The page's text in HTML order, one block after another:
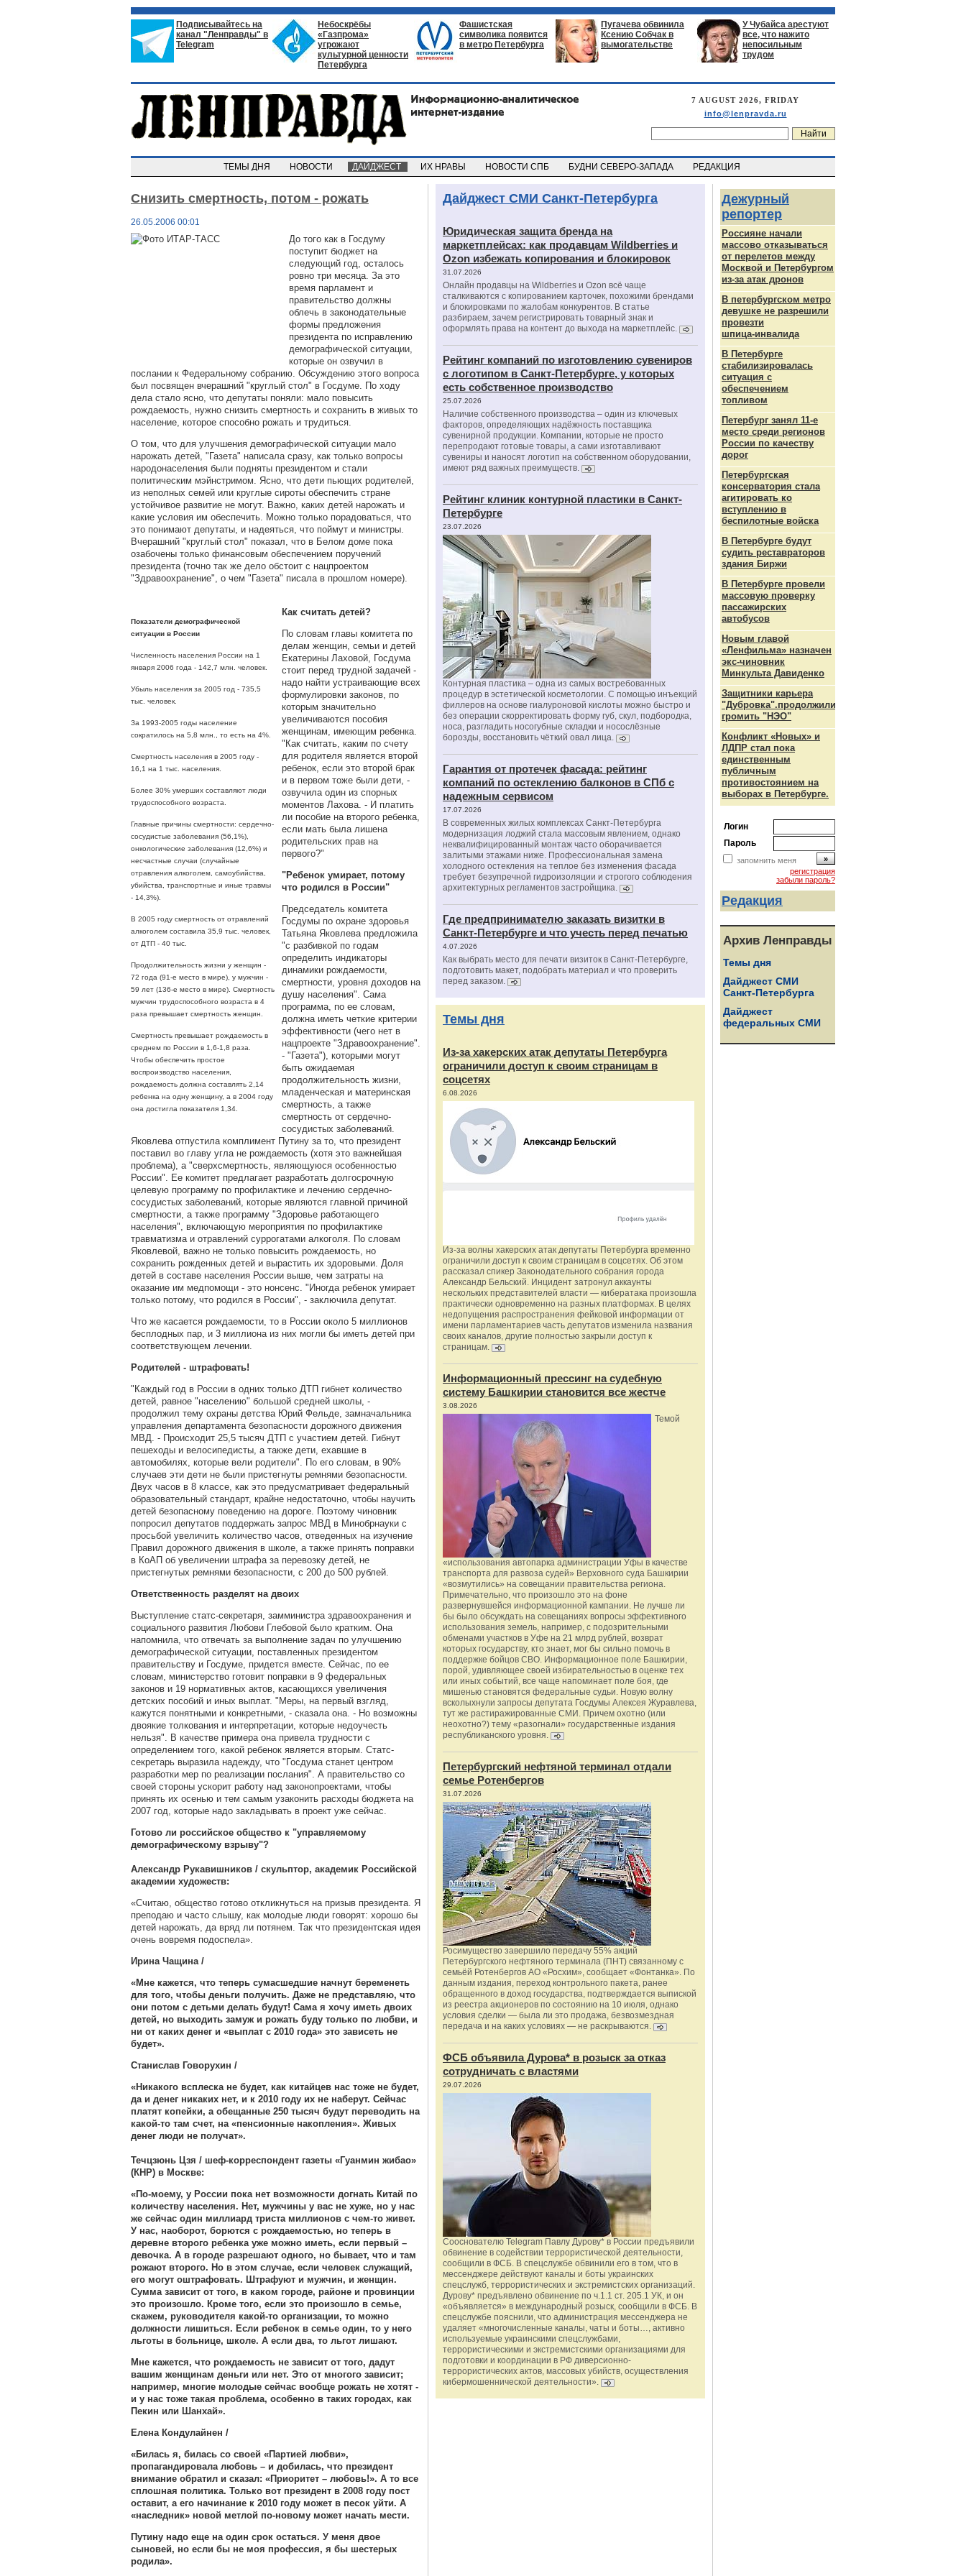
Подписывайтесь на
канал "Ленправды" в
Telegram
Небоскрёбы
«Газпрома»
угрожают
культурной ценности
Петербурга
Фашистская
символика появится
в метро Петербурга
Пугачева обвинила
Ксению Собчак в
вымогательстве
У Чубайса арестуют
все, что нажито
непосильным
трудом
7 AUGUST 2026, FRIDAY
info@lenpravda.ru
ТЕМЫ ДНЯ НОВОСТИ ДАЙДЖЕСТ ИХ НРАВЫ НОВОСТИ СПБ БУДНИ СЕВЕРО-ЗАПАДА РЕДАКЦИЯ
Снизить смертность, потом - рожать
26.05.2006 00:01
До того как в Госдуму
поступит бюджет на
следующий год, осталось
ровно три месяца. За это
время парламент и
правительство должны
облечь в законодательные
формы предложения
президента по исправлению
демографической ситуации,
которые он озвучил в
послании к Федеральному собранию. Обсуждению этого вопроса
был посвящен вчерашний "круглый стол" в Госдуме. По ходу
дела стало ясно, что депутаты поняли: мало повысить
рождаемость, нужно снизить смертность и сохранить в живых то
население, которое способно рожать и трудиться.
О том, что для улучшения демографической ситуации мало
нарожать детей, "Газета" написала сразу, как только вопросы
народонаселения были подняты президентом и стали
политическим мэйнстримом. Ясно, что дети пьющих родителей,
из неполных семей или круглые сироты обеспечить стране
устойчивое развитие не могут. Важно, каких детей нарожать и
какие условия им обеспечить. Можно только порадоваться, что
это понимают депутаты, и надеяться, что поймут и министры.
Вчерашний "круглый стол" показал, что в Белом доме пока
озабочены только финансовым обеспечением поручений
президента (точно так же дело обстоит с нацпроектом
"Здравоохранение", о чем "Газета" писала в прошлом номере).
Показатели демографической
ситуации в России
Численность населения России на 1
января 2006 года - 142,7 млн. человек.
Убыль населения за 2005 год - 735,5
тыс. человек.
За 1993-2005 годы население
сократилось на 5,8 млн., то есть на 4%.
Смертность населения в 2005 году -
16,1 на 1 тыс. населения.
Более 30% умерших составляют люди
трудоспособного возраста.
Главные причины смертности: сердечно-
сосудистые заболевания (56,1%),
онкологические заболевания (12,6%) и
несчастные случаи (случайные
отравления алкоголем, самоубийства,
убийства, транспортные и иные травмы
- 14,3%).
В 2005 году смертность от отравлений
алкоголем составила 35,9 тыс. человек,
от ДТП - 40 тыс.
Продолжительность жизни у женщин -
72 года (91-е место в мире), у мужчин -
59 лет (136-е место в мире). Смертность
мужчин трудоспособного возраста в 4
раза превышает смертность женщин.
Смертность превышает рождаемость в
среднем по России в 1,6-1,8 раза.
Чтобы обеспечить простое
воспроизводство населения,
рождаемость должна составлять 2,14
ребенка на одну женщину, а в 2004 году
она достигла показателя 1,34.
Как считать детей?
По словам главы комитета по
делам женщин, семьи и детей
Екатерины Лаховой, Госдума
стоит перед трудной задачей -
надо найти устраивающие всех
формулировки законов, по
которым значительно
увеличиваются пособия
женщинам, имеющим ребенка.
"Как считать, каким по счету
для родителя является второй
ребенок, если это второй брак
и в первом тоже были дети, -
озвучила один из спорных
моментов Лахова. - И платить
ли пособие на второго ребенка,
если мать была лишена
родительских прав на
первого?"
"Ребенок умирает, потому
что родился в России"
Председатель комитета
Госдумы по охране здоровья
Татьяна Яковлева предложила
"с разбивкой по годам
определить индикаторы
динамики рождаемости,
смертности, уровня доходов на
душу населения". Сама
программа, по ее словам,
должна иметь четкие критерии
эффективности (чего нет в
нацпроекте "Здравоохранение".
- "Газета"), которыми могут
быть ожидаемая
продолжительность жизни,
младенческая и материнская
смертность, а также
смертность от сердечно-
сосудистых заболеваний.
Яковлева отпустила комплимент Путину за то, что президент
поставил во главу угла не рождаемость (хотя это важнейшая
проблема), а "сверхсмертность, являющуюся особенностью
России". Ее комитет предлагает разработать долгосрочную
целевую программу по профилактике и лечению сердечно-
сосудистых заболеваний, которые являются главной причиной
смертности, а также программу "Здоровье работающего
населения", включающую мероприятия по профилактике
травматизма и отравлений суррогатами алкоголя. По словам
Яковлевой, важно не только повысить рождаемость, но
сохранить рожденных детей и вырастить их здоровыми. Доля
детей в составе населения России выше, чем затраты на
оказание им медпомощи - это нонсенс. "Иногда ребенок умирает
только потому, что родился в России", - заключила депутат.
Что же касается рождаемости, то в России около 5 миллионов
бесплодных пар, и 3 миллиона из них могли бы иметь детей при
соответствующем лечении.
Родителей - штрафовать!
"Каждый год в России в одних только ДТП гибнет количество
детей, равное "населению" большой средней школы, -
продолжил тему охраны детства Юрий Фельде, замначальника
управления департамента безопасности дорожного движения
МВД. - Происходит 25,5 тысяч ДТП с участием детей. Гибнут
пешеходы и велосипедисты, а также дети, ехавшие в
автомобилях, которые вели родители". По его словам, в 90%
случаев эти дети не были пристегнуты ремнями безопасности.
Двух часов в 8 классе, как это предусматривает федеральный
образовательный стандарт, крайне недостаточно, чтобы научить
детей безопасному поведению на дороге. Поэтому чиновник
попросил депутатов поддержать запрос МВД в Минобрнауки с
просьбой увеличить количество часов, отведенных на изучение
Правил дорожного движения в школе, а также принять поправки
в КоАП об увеличении штрафа за перевозку детей, не
пристегнутых ремнями безопасности, с 200 до 500 рублей.
Ответственность разделят на двоих
Выступление статс-секретаря, замминистра здравоохранения и
социального развития Любови Глебовой было кратким. Она
напомнила, что отвечать за выполнение задач по улучшению
демографической ситуации, поставленных президентом
правительству и Госдуме, придется вместе. Сейчас, по ее
словам, министерство готовит поправки в 9 федеральных
законов и 19 нормативных актов, касающихся увеличения
детских пособий и иных выплат. "Меры, на первый взгляд,
кажутся понятными и конкретными, - сказала она. - Но возможны
двоякие толкования и интерпретации, которые недоучесть
нельзя". В качестве примера она привела трудности с
определением того, какой ребенок является вторым. Статс-
секретарь выразила надежду, что "Госдума станет центром
разработки мер по реализации послания". А правительство со
своей стороны ускорит работу над законопроектами, чтобы
принять их осенью и тем самым узаконить расходы бюджета на
2007 год, которые надо закладывать в проект уже сейчас.
Готово ли российское общество к "управляемому
демографическому взрыву"?
Александр Рукавишников / скульптор, академик Российской
академии художеств:
«Считаю, общество готово откликнуться на призыв президента. Я
преподаю и часто слышу, как молодые люди говорят: хорошо бы
детей нарожать, да вряд ли потянем. Так что президентская идея
очень вовремя подоспела».
Ирина Чащина /
«Мне кажется, что теперь сумасшедшие начнут беременеть
для того, чтобы деньги получить. Даже не представляю, что
они потом с детьми делать будут! Сама я хочу иметь двоих
детей, но выходить замуж и рожать буду только по любви, и
ни от каких денег и «выплат с 2010 года» это зависеть не
будет».
Станислав Говорухин /
«Никакого всплеска не будет, как китайцев нас тоже не будет,
да и денег никаких нет, и к 2010 году их не наберут. Сейчас
платят копейки, а обещанные 250 тысяч будут переводить на
какой-то там счет, на «пенсионные накопления». Живых
денег люди не получат».
Течцзюнь Цзя / шеф-корреспондент газеты «Гуанмин жибао»
(КНР) в Москве:
«По-моему, у России пока нет возможности догнать Китай по
количеству населения. Нет, мужчины у вас не хуже, но у нас
же сейчас один миллиард триста миллионов с чем-то живет.
У нас, наоборот, борются с рождаемостью, но теперь в
деревне второго ребенка уже можно иметь, если первый –
девочка. А в городе разрешают одного, но бывает, что и там
рожают второго. Но в этом случае, если человек служащий,
его могут оштрафовать. Штрафуют и мужчин, и женщин.
Сумма зависит от того, в каком городе, районе и провинции
это произошло. Кроме того, если это произошло в семье,
скажем, руководителя какой-то организации, то можно
должности лишиться. Если ребенок в семье один, то у него
льготы в больнице, школе. А если два, то льгот лишают.
Мне кажется, что рождаемость не зависит от того, дадут
вашим женщинам деньги или нет. Это от многого зависит;
например, многие молодые сейчас вообще рожать не хотят -
и у нас тоже такая проблема, особенно в таких городах, как
Пекин или Шанхай».
Елена Кондулайнен /
«Билась я, билась со своей «Партией любви»,
пропагандировала любовь – и добилась, что президент
внимание обратил и сказал: «Приоритет – любовь!». А то все
сплошная политика. Только вот президент в 2008 году пост
оставит, а его начинание к 2010 году может в песок уйти. А
«наследник» новой метлой по-новому может начать мести.
Путину надо еще на один срок остаться. У меня двое
сыновей, но если бы не моя профессия, я бы шестерых
родила».
Дайджест СМИ Санкт-Петербурга
Юридическая защита бренда на
маркетплейсах: как продавцам Wildberries и
Ozon избежать копирования и блокировок
31.07.2026
Онлайн продавцы на Wildberries и Ozon всё чаще
сталкиваются с копированием карточек, похожими брендами
и блокировками по жалобам конкурентов. В статье
разбираем, зачем регистрировать товарный знак и
оформлять права на контент до выхода на маркетплейс.
Рейтинг компаний по изготовлению сувениров
с логотипом в Санкт-Петербурге, у которых
есть собственное производство
25.07.2026
Наличие собственного производства – один из ключевых
факторов, определяющих надёжность поставщика
сувенирной продукции. Компании, которые не просто
перепродают готовые товары, а сами изготавливают
сувениры и наносят логотип на собственном оборудовании,
имеют ряд важных преимуществ.
Рейтинг клиник контурной пластики в Санкт-
Петербурге
23.07.2026
Контурная пластика – одна из самых востребованных
процедур в эстетической косметологии. С помощью инъекций
филлеров на основе гиалуроновой кислоты можно быстро и
без операции скорректировать форму губ, скул, подбородка,
носа, разгладить носогубные складки и носослёзные
борозды, восстановить чёткий овал лица.
Гарантия от протечек фасада: рейтинг
компаний по остеклению балконов в СПб с
надежным сервисом
17.07.2026
В современных жилых комплексах Санкт-Петербурга
модернизация лоджий стала массовым явлением, однако
неквалифицированный монтаж часто оборачивается
залитыми этажами ниже. Профессиональная замена
холодного остекления на теплое без изменения фасада
требует безупречной гидроизоляции и строгого соблюдения
архитектурных регламентов застройщика.
Где предпринимателю заказать визитки в
Санкт-Петербурге и что учесть перед печатью
4.07.2026
Как выбрать место для печати визиток в Санкт-Петербурге,
подготовить макет, подобрать материал и что проверить
перед заказом.
Темы дня
Из‑за хакерских атак депутаты Петербурга
ограничили доступ к своим страницам в
соцсетях
6.08.2026
Из‑за волны хакерских атак депутаты Петербурга временно
ограничили доступ к своим страницам в соцсетях. Об этом
рассказал спикер Законодательного собрания города
Александр Бельский. Инцидент затронул аккаунты
нескольких представителей власти — кибератака произошла
практически одновременно на разных платформах. В целях
недопущения распространения фейковой информации от
имени парламентариев часть депутатов изменила названия
своих каналов, другие полностью закрыли доступ к
страницам.
Информационный прессинг на судебную
систему Башкирии становится все жестче
3.08.2026
Темой
«использования автопарка администрации Уфы в качестве
транспорта для развоза судей» Верховного суда Башкирии
«возмутились» на совещании правительства региона.
Примечательно, что произошло это на фоне
развернувшейся информационной кампании. Не лучше ли
бы было обсуждать на совещаниях вопросы эффективного
использования земель, например, с подозрительными
обменами участков в Уфе на 21 млрд рублей, возврат
которых государству, кто знает, мог бы сильно помочь в
поддержке бойцов СВО. Информационное поле Башкирии,
порой, удивляющее своей избирательностью в оценке тех
или иных событий, все чаще напоминает поле боя, где
мишенью становятся федеральные судьи. Новую волну
всколыхнули запросы депутата Госдумы Алексея Журавлева,
тут же растиражированные СМИ. Причем охотно (или
неохотно?) тему «разогнали» государственные издания
республиканского уровня.
Петербургский нефтяной терминал отдали
семье Ротенбергов
31.07.2026
Росимущество завершило передачу 55% акций
Петербургского нефтяного терминала (ПНТ) связанному с
семьёй Ротенбергов АО «Росхим», сообщает «Фонтанка». По
данным издания, переход контрольного пакета, ранее
обращенного в доход государства, подтверждается выпиской
из реестра акционеров по состоянию на 10 июля, однако
условия сделки — была ли это продажа, безвозмездная
передача и на каких условиях — не раскрываются.
ФСБ объявила Дурова* в розыск за отказ
сотрудничать с властями
29.07.2026
Сооснователю Telegram Павлу Дурову* в России предъявили
обвинение в содействии террористической деятельности,
сообщили в ФСБ. В спецслужбе обвинили его в том, что в
мессенджере действуют каналы и боты украинских
спецслужб, террористических и экстремистских организаций.
Дурову* предъявлено обвинение по ч.1.1 ст. 205.1 УК, и он
«объявляется» в международный розыск, сообщили в ФСБ. В
спецслужбе пояснили, что администрация мессенджера не
удаляет «многочисленные каналы, чаты и боты…, активно
используемые украинскими спецслужбами,
террористическими и экстремистскими организациями для
подготовки и координации в РФ диверсионно-
террористических актов, массовых убийств, осуществления
кибермошеннической деятельности».
Дежурный
репортер
Россияне начали
массово отказываться
от перелетов между
Москвой и Петербургом
из-за атак дронов
В петербургском метро
девушке не разрешили
провезти
шпица‑инвалида
В Петербурге
стабилизировалась
ситуация с
обеспечением
топливом
Петербург занял 11-е
место среди регионов
России по качеству
дорог
Петербургская
консерватория стала
агитировать ко
вступлению в
беспилотные войска
В Петербурге будут
судить реставраторов
здания Биржи
В Петербурге провели
массовую проверку
пассажирских
автобусов
Новым главой
«Ленфильма» назначен
экс-чиновник
Минкульта Давиденко
Защитники карьера
"Дубровка".продолжили
громить "НЭО"
Конфликт «Новых» и
ЛДПР стал пока
единственным
публичным
противостоянием на
выборах в Петербурге.
Логин
Пароль
запомнить меня
регистрация
забыли пароль?
Редакция
Архив Ленправды
Темы дня
Дайджест СМИ
Санкт-Петербурга
Дайджест
федеральных СМИ